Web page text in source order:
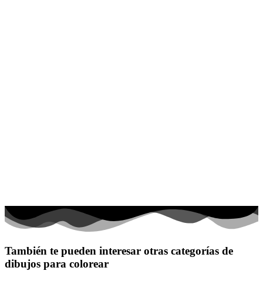
También te pueden interesar otras categorías de
dibujos para colorear